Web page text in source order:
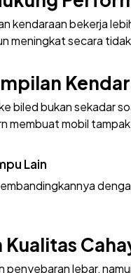
kendaraan bekerja
meningkat secara
biled bukan sekadar
membuat mobil
Lain
penyebaran lebar,